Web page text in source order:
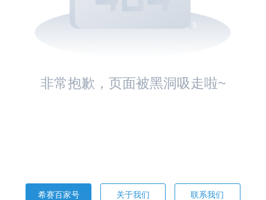
非常抱歉，页面被黑洞吸走啦~
希赛百家号 关于我们 联系我们